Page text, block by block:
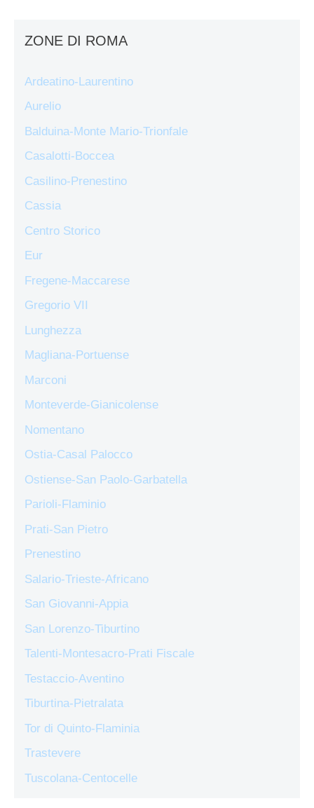
ZONE DI ROMA
Ardeatino-Laurentino
Aurelio
Balduina-Monte Mario-Trionfale
Casalotti-Boccea
Casilino-Prenestino
Cassia
Centro Storico
Eur
Fregene-Maccarese
Gregorio VII
Lunghezza
Magliana-Portuense
Marconi
Monteverde-Gianicolense
Nomentano
Ostia-Casal Palocco
Ostiense-San Paolo-Garbatella
Parioli-Flaminio
Prati-San Pietro
Prenestino
Salario-Trieste-Africano
San Giovanni-Appia
San Lorenzo-Tiburtino
Talenti-Montesacro-Prati Fiscale
Testaccio-Aventino
Tiburtina-Pietralata
Tor di Quinto-Flaminia
Trastevere
Tuscolana-Centocelle